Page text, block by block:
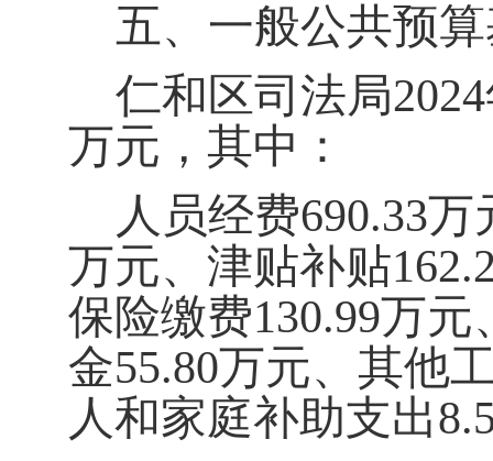
五、一般公共预
仁和区司法局2024
万元，其中：
人员经费690.33万
万元、津贴补贴
保险缴费130.99万元
金55.80万元、其他
人和家庭补助支出